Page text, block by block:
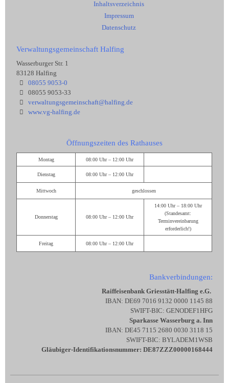
Inhaltsverzeichnis
Impressum
Datenschutz
Verwaltungsgemeinschaft Halfing
Wasserburger Str. 1
83128 Halfing
08055 9053-0
08055 9053-33
verwaltungsgemeinschaft@halfing.de
www.vg-halfing.de
Öffnungszeiten des Rathauses
Montag 08:00 Uhr – 12:00 Uhr
Dienstag 08:00 Uhr – 12:00 Uhr
Mittwoch geschlossen
Donnerstag 08:00 Uhr – 12:00 Uhr
14:00 Uhr – 18:00 Uhr
(Standesamt:
Terminvereinbarung
erforderlich!)
Freitag 08:00 Uhr – 12:00 Uhr
Bankverbindungen:
Raiffeisenbank Griesstätt-Halfing e.G.
IBAN: DE69 7016 9132 0000 1145 88
SWIFT-BIC: GENODEF1HFG
Sparkasse Wasserburg a. Inn
IBAN: DE45 7115 2680 0030 3118 15
SWIFT-BIC: BYLADEM1WSB
Gläubiger-Identifikationsnummer: DE87ZZZ00000168444